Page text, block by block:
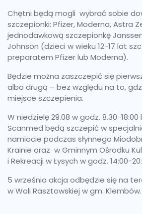
Chętni będą mogli wybrać sobie
szczepionki: Pfizer, Moderna, Astra
jednodawkową szczepionkę
Johnson (dzieci w wieku 12-17 lat
preparatem Pfizer lub Moderna).
Będzie można zaszczepić się
albo drugą – bez względu na to,
miejsce szczepienia.
W niedzielę 29.08 w godz. 8.30-
Scanmed będą szczepić w
namiocie podczas słynnego
Krainie oraz w Gminnym Ośrodku
i Rekreacji w Łysych w godz. 14:00-
5 września akcja odbędzie się na
w Woli Rasztowskiej w gm. Klembów.